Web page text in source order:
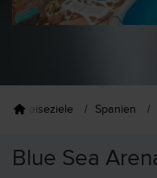
Reiseziele Spanien
Blue Sea